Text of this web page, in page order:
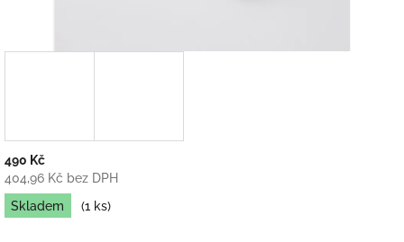
490 Kč
404,96 Kč bez DPH
Měrná
cena:
Skladem (1 ks)